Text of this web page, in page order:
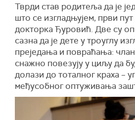
Тврди став родитеља да је
што се изгладњујем, први пут
докторка Ђуровић. Две су
сазна да је дете у троуглу
преједања и повраћања:
снажно повезују у циљу да
долази до тоталног краха –
међусобног оптуживања